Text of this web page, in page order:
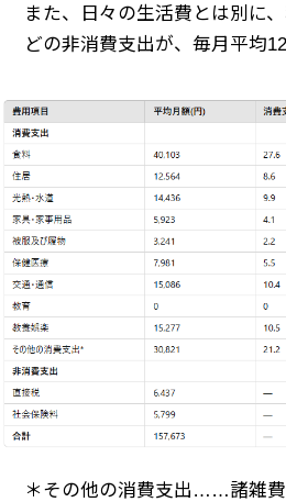
また、日々の生活費とは別に
どの非消費支出が、毎月平均
＊その他の消費支出……諸雑